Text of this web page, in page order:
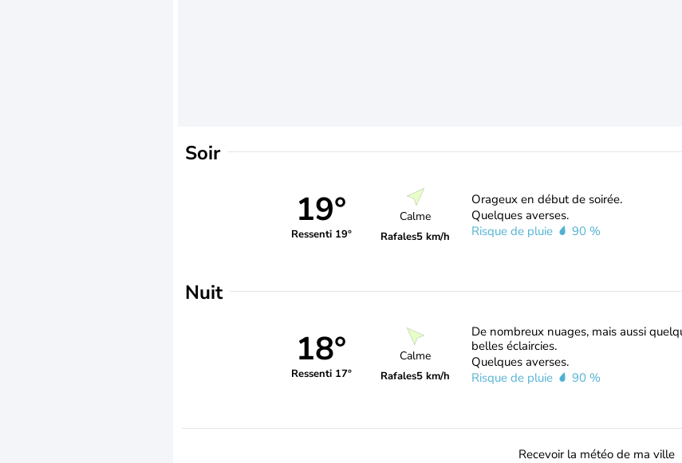
Soir
19°
Ressenti 19°
Calme
Rafales5 km/h
Orageux en début de soirée.
Quelques averses.
Risque de pluie
90 %
Nuit
18°
Ressenti 17°
Calme
Rafales5 km/h
De nombreux nuages, mais aussi
belles éclaircies.
Quelques averses.
Risque de pluie
90 %
Recevoir la météo de ma ville